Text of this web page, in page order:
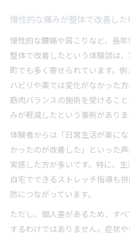
慢性的な痛みが整体で改善した
慢性的な腰痛や肩こりなど、長
整体で改善したという体験談は
町でも多く寄せられています。
ハビリや薬では変化がなかった
筋肉バランスの施術を受けるこ
みが軽減したという事例がありま
体験者からは「日常生活が楽に
かったのが改善した」といった
実感した方が多いです。特に、
自宅でできるストレッチ指導も
防につながっています。
ただし、個人差があるため、す
するわけではありません。症状